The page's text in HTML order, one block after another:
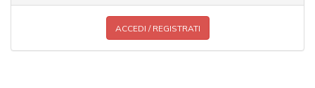
ACCEDI / REGISTRATI